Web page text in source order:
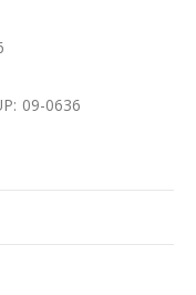
09-0636